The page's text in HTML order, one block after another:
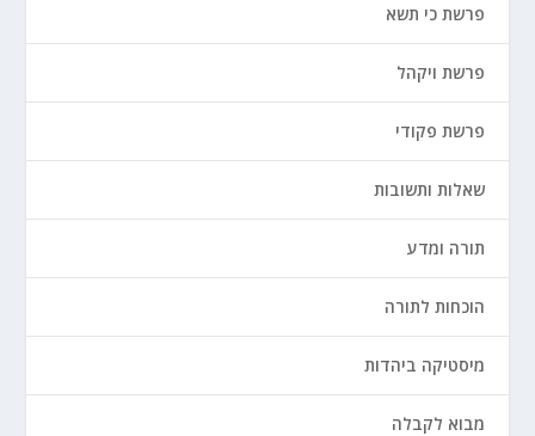
פרשת כי תשא
פרשת ויקהל
פרשת פקודי
שאלות ותשובות
תורה ומדע
הוכחות לתורה
מיסטיקה ביהדות
מבוא לקבלה